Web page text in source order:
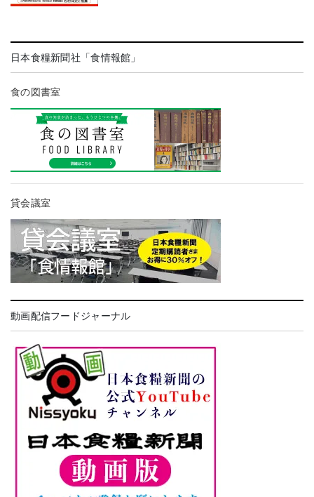
日本食糧新聞社「食情報館」
食の図書室
貸会議室
動画配信フードジャーナル